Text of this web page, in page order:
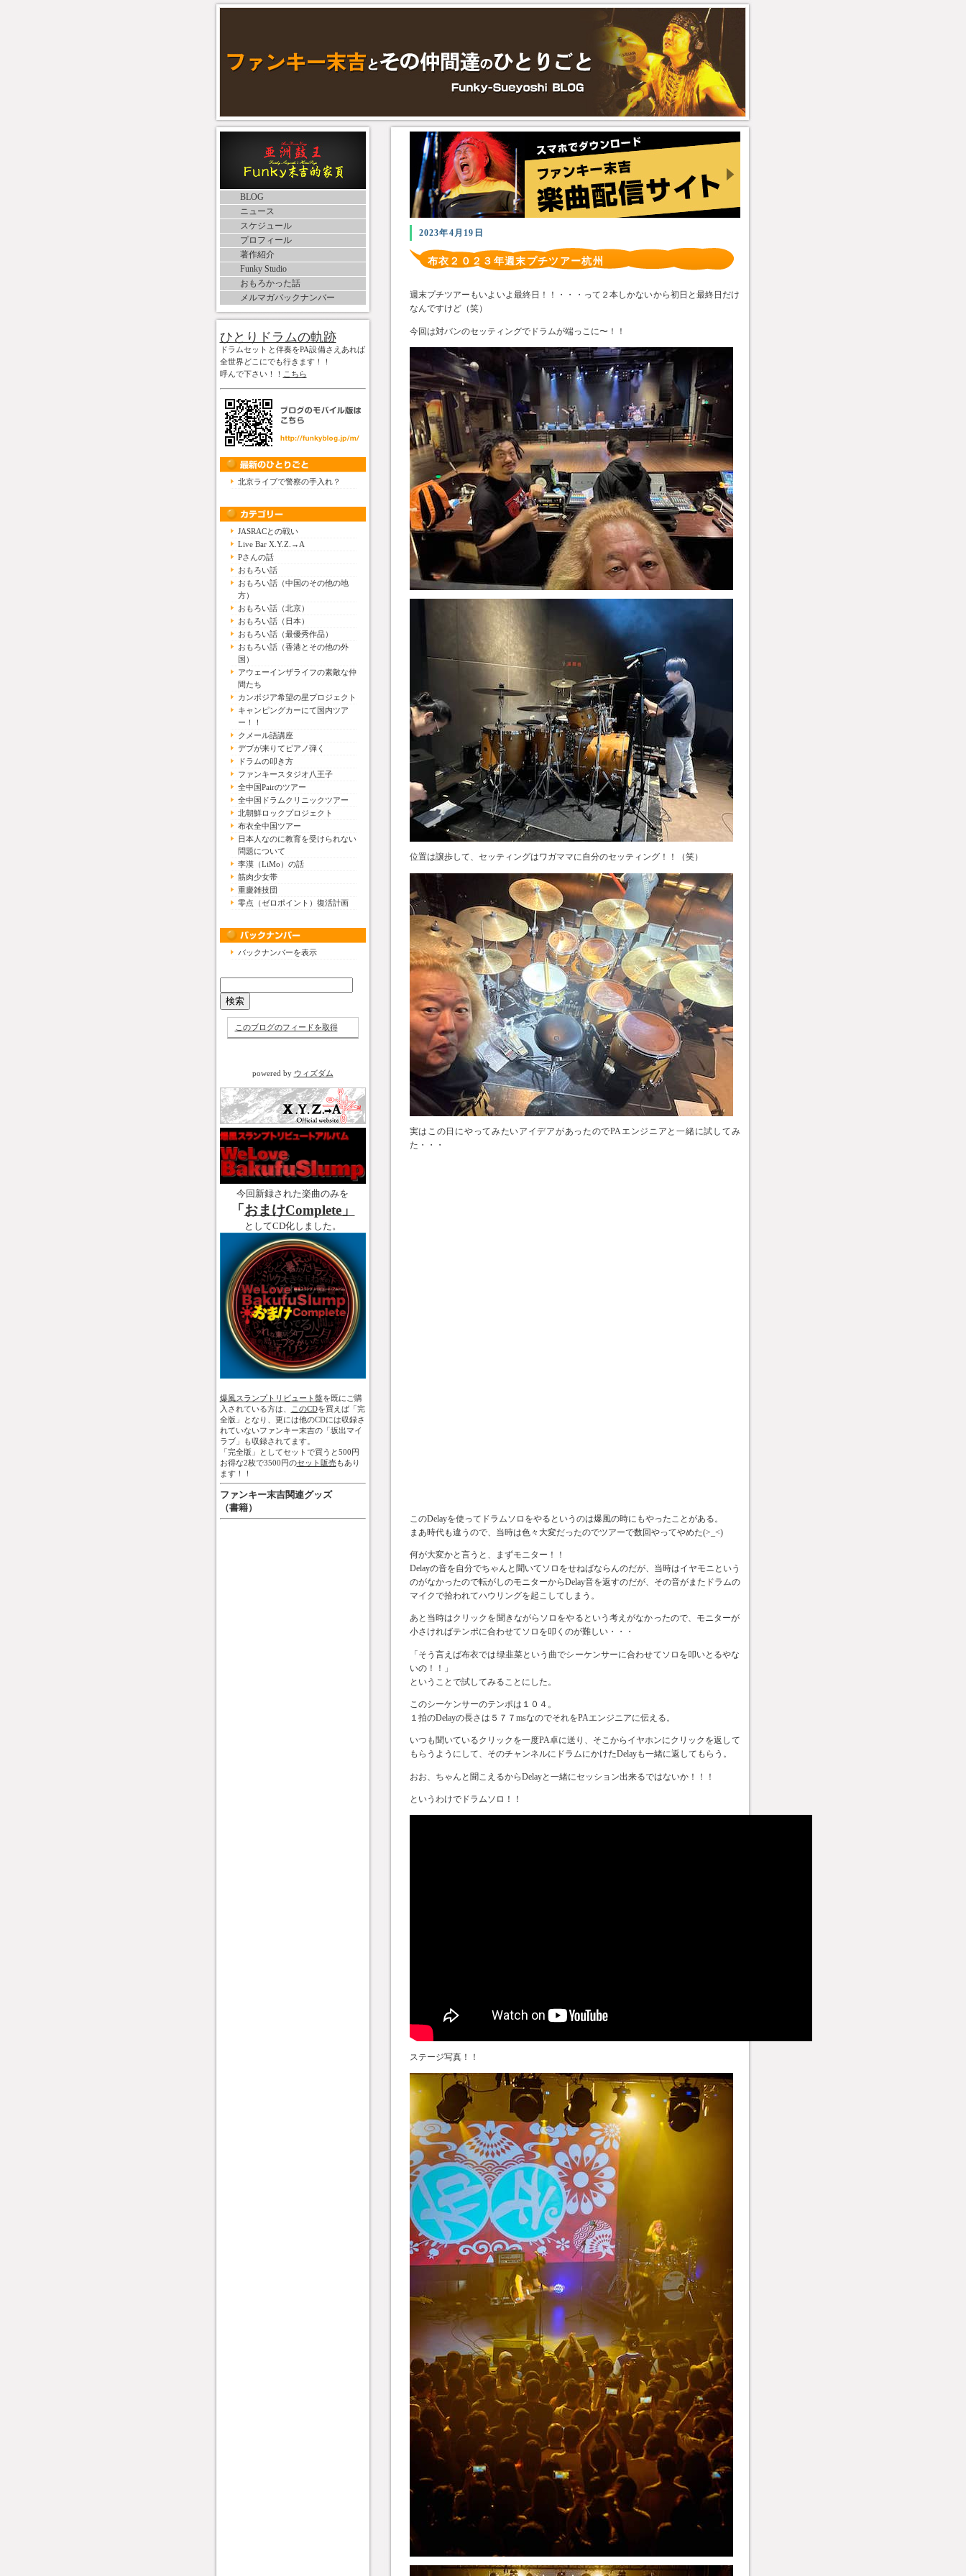
BLOG
ニュース
スケジュール
プロフィール
著作紹介
Funky Studio
おもろかった話
メルマガバックナンバー
ひとりドラムの軌跡
ドラムセットと伴奏をPA設備さえあれば
全世界どこにでも行きます！！
呼んで下さい！！ こちら
北京ライブで警察の手入れ？
JASRACとの戦い
Live Bar X.Y.Z.→A
Pさんの話
おもろい話
おもろい話（中国のその他の地
方）
おもろい話（北京）
おもろい話（日本）
おもろい話（最優秀作品）
おもろい話（香港とその他の外
国）
アウェーインザライフの素敵な仲
間たち
カンボジア希望の星プロジェクト
キャンピングカーにて国内ツア
ー！！
クメール語講座
デブが来りてピアノ弾く
ドラムの叩き方
ファンキースタジオ八王子
全中国Pairのツアー
全中国ドラムクリニックツアー
北朝鮮ロックプロジェクト
布衣全中国ツアー
日本人なのに教育を受けられない
問題について
李漠（LiMo）の話
筋肉少女帯
重慶雑技団
零点（ゼロポイント）復活計画
バックナンバーを表示
このブログのフィードを取得
powered by ウィズダム
今回新録された楽曲のみを
「おまけComplete」
としてCD化しました。
爆風スランプトリビュート盤を既にご購
入されている方は、
このCDを買えば「完
全版」となり、更には他のCDには収録さ
れていないファンキー末吉の「坂出マイ
ラブ」も収録されてます。
「完全版」としてセットで買うと500円
お得な2枚で3500円のセット販売もあり
ます！！
ファンキー末吉関連グッズ
（書籍）
2023年4月19日
布衣２０２３年週末プチツアー杭州
週末プチツアーもいよいよ最終日！！・・・って２本しかないから初日と最終日だけ
なんですけど（笑）
今回は対バンのセッティングでドラムが端っこに〜！！
位置は譲歩して、セッティングはワガママに自分のセッティング！！（笑）
実はこの日にやってみたいアイデアがあったのでPAエンジニアと一緒に試してみ
た・・・
このDelayを使ってドラムソロをやるというのは爆風の時にもやったことがある。
まあ時代も違うので、当時は色々大変だったのでツアーで数回やってやめた(>_<)
何が大変かと言うと、まずモニター！！
Delayの音を自分でちゃんと聞いてソロをせねばならんのだが、当時はイヤモニという
のがなかったので転がしのモニターからDelay音を返すのだが、その音がまたドラムの
マイクで拾われてハウリングを起こしてしまう。
あと当時はクリックを聞きながらソロをやるという考えがなかったので、モニターが
小さければテンポに合わせてソロを叩くのが難しい・・・
「そう言えば布衣では绿韭菜という曲でシーケンサーに合わせてソロを叩いとるやな
いの！！」
ということで試してみることにした。
このシーケンサーのテンポは１０４。
１拍のDelayの長さは５７７msなのでそれをPAエンジニアに伝える。
いつも聞いているクリックを一度PA卓に送り、そこからイヤホンにクリックを返して
もらうようにして、そのチャンネルにドラムにかけたDelayも一緒に返してもらう。
おお、ちゃんと聞こえるからDelayと一緒にセッション出来るではないか！！！
というわけでドラムソロ！！
ステージ写真！！